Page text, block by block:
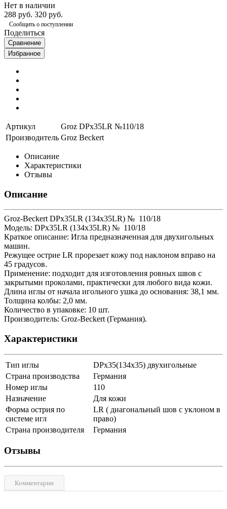
Нет в наличии
288 руб. 320 руб.
Сообщить о поступлении
Поделиться
Сравнение
Избранное
Артикул
Groz DPx35LR №110/18
Производитель Groz Beckert
Описание
Характеристики
Отзывы
Описание
Groz-Beckert DPx35LR (134x35LR) № 110/18
Модель: DPx35LR (134x35LR) № 110/18
Краткое описание: Игла предназначенная для двухигольных
машин.
Режущее острие LR прорезает кожу под наклоном вправо на
45 градусов.
Применение: подходит для изготовления ровных швов с
закрытыми проколами, практически для любого вида кожи.
Длина иглы от начала игольного ушка до основания: 38,1 мм.
Толщина колбы: 2,0 мм.
Количество в упаковке: 10 шт.
Производитель: Groz-Beckert (Германия).
Характеристики
Тип иглы
DPx35(134x35) двухигольные
Страна производства
Германия
Номер иглы
110
Назначение
Для кожи
Форма острия по
системе игл
LR ( диагональный шов с уклоном в
право)
Страна производителя
Германия
Отзывы
Комментарии